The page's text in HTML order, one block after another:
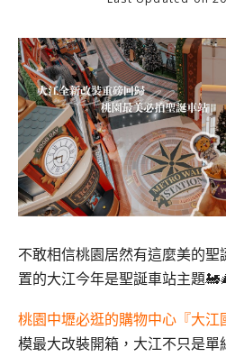
不敢相信桃園居然有這麼美的
置的大江今年是聖誕車站主題
桃園中壢必逛的購物中心『大江
模最大改裝開箱，大江不只是